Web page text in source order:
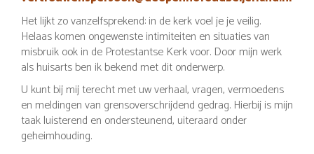
Het lijkt zo vanzelfsprekend: in de kerk voel je je veilig.
Helaas komen ongewenste intimiteiten en situaties van
misbruik ook in de Protestantse Kerk voor. Door mijn werk
als huisarts ben ik bekend met dit onderwerp.
U kunt bij mij terecht met uw verhaal, vragen, vermoedens
en meldingen van grensoverschrijdend gedrag. Hierbij is mijn
taak luisterend en ondersteunend, uiteraard onder
geheimhouding.